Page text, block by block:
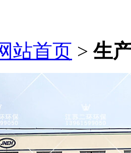
站首页 >生